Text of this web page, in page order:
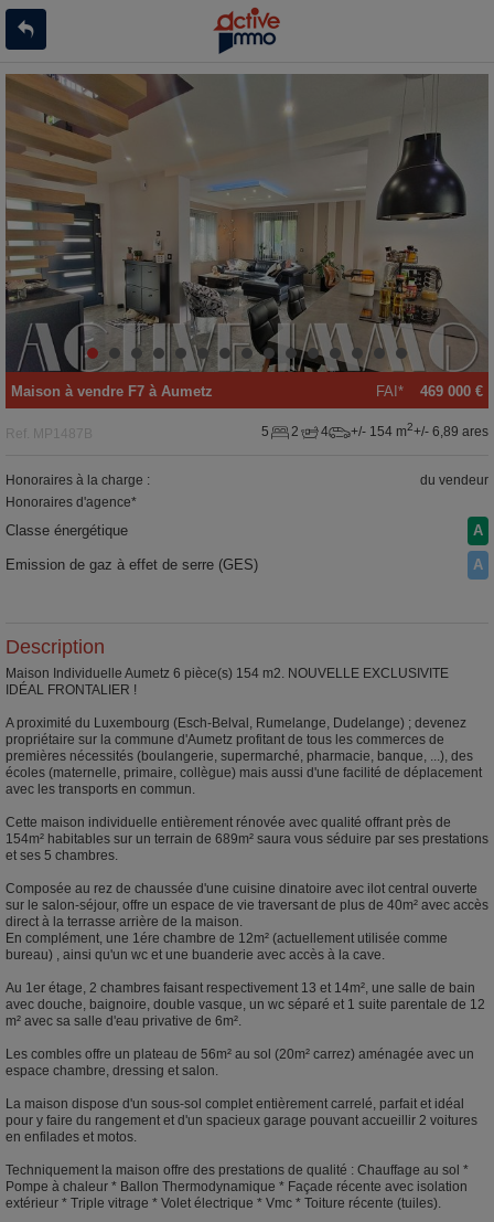
469 000 €
Maison à vendre F7 à Aumetz FAI*
Ref. MP1487B 5 2 4 +/- 154 m2+/- 6,89 ares
Honoraires à la charge :
du vendeur
Honoraires d'agence*
Classe énergétique A
Emission de gaz à effet de serre (GES) A
Description
Maison Individuelle Aumetz 6 pièce(s) 154 m2. NOUVELLE EXCLUSIVITE
IDÉAL FRONTALIER !
A proximité du Luxembourg (Esch-Belval, Rumelange, Dudelange) ; devenez
propriétaire sur la commune d'Aumetz profitant de tous les commerces de
premières nécessités (boulangerie, supermarché, pharmacie, banque, ...), des
écoles (maternelle, primaire, collègue) mais aussi d'une facilité de déplacement
avec les transports en commun.
Cette maison individuelle entièrement rénovée avec qualité offrant près de
154m² habitables sur un terrain de 689m² saura vous séduire par ses prestations
et ses 5 chambres.
Composée au rez de chaussée d'une cuisine dinatoire avec ilot central ouverte
sur le salon-séjour, offre un espace de vie traversant de plus de 40m² avec accès
direct à la terrasse arrière de la maison.
En complément, une 1ére chambre de 12m² (actuellement utilisée comme
bureau) , ainsi qu'un wc et une buanderie avec accès à la cave.
Au 1er étage, 2 chambres faisant respectivement 13 et 14m², une salle de bain
avec douche, baignoire, double vasque, un wc séparé et 1 suite parentale de 12
m² avec sa salle d'eau privative de 6m².
Les combles offre un plateau de 56m² au sol (20m² carrez) aménagée avec un
espace chambre, dressing et salon.
La maison dispose d'un sous-sol complet entièrement carrelé, parfait et idéal
pour y faire du rangement et d'un spacieux garage pouvant accueillir 2 voitures
en enfilades et motos.
Techniquement la maison offre des prestations de qualité : Chauffage au sol *
Pompe à chaleur * Ballon Thermodynamique * Façade récente avec isolation
extérieur * Triple vitrage * Volet électrique * Vmc * Toiture récente (tuiles).